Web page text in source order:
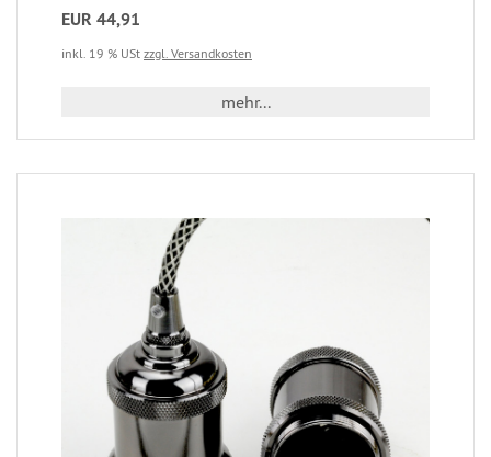
EUR 44,91
inkl. 19 % USt zzgl. Versandkosten
mehr...